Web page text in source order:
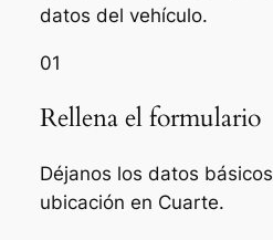
datos del vehículo.
01
Rellena el formulario
Déjanos los datos
ubicación en Cuarte.